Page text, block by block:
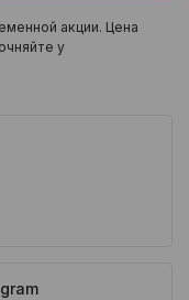
акции. Цена
у